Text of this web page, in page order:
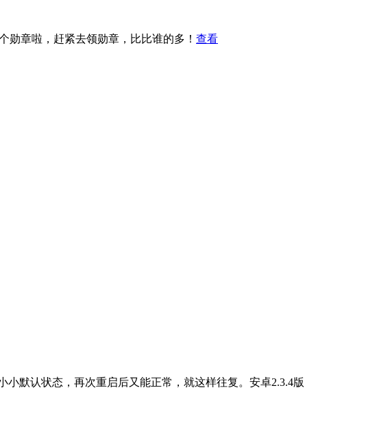
勋章啦，赶紧去领勋章，比比谁的多！ 查看
小默认状态，再次重启后又能正常，就这样往复。安卓2.3.4版